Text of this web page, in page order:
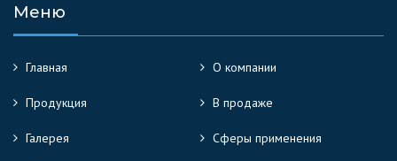
Меню
Главная О компании
Продукция В продаже
Галерея Сферы применения